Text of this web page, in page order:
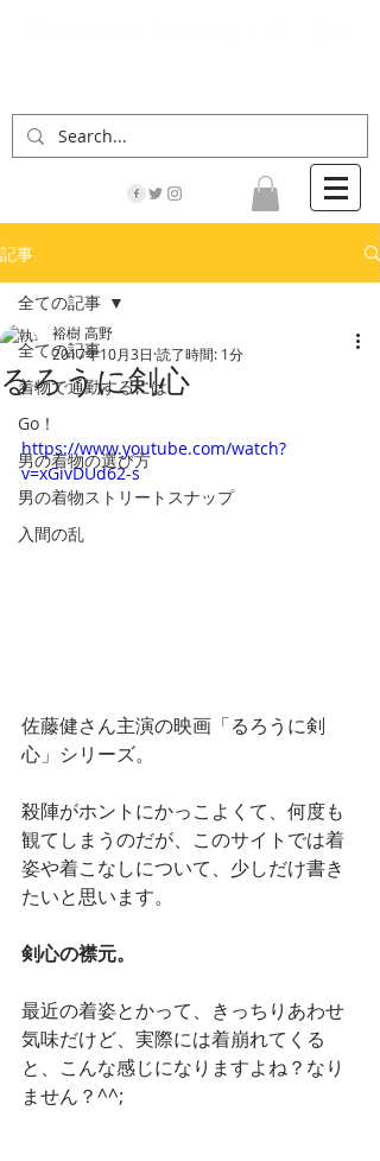
記事
全ての記事
着物で通勤するには
Go！
男の着物の選び方
男の着物ストリートスナップ
入間の乱
全ての記事
るろうに剣心
裕樹 高野
2017年10月3日 読了時間: 1分
https://www.youtube.com/watch?
v=xGivDUd62-s
佐藤健さん主演の映画「るろうに剣
心」シリーズ。
殺陣がホントにかっこよくて、何度も
観てしまうのだが、このサイトでは着
姿や着こなしについて、少しだけ書き
たいと思います。
剣心の襟元。
最近の着姿とかって、きっちりあわせ
気味だけど、実際には着崩れてくる
と、こんな感じになりますよね？なり
ません？^^;